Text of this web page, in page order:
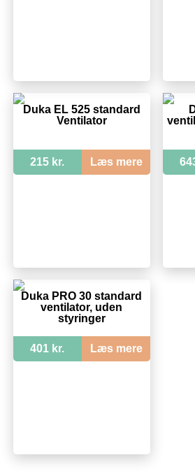
Duka EL 525 standard
Ventilator
215 kr. Læs mere
Duka PRO 30 standard
ventilator, uden
styringer
401 kr. Læs mere